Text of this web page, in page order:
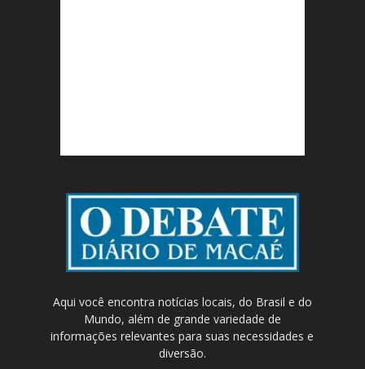
Aqui você encontra notícias locais, do Brasil e do
Mundo, além de grande variedade de
informações relevantes para suas necessidades e
diversão.